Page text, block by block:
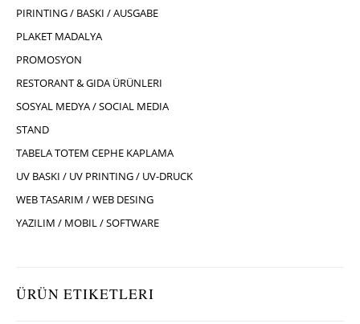
PIRINTING / BASKI / AUSGABE
PLAKET MADALYA
PROMOSYON
RESTORANT & GIDA ÜRÜNLERI
SOSYAL MEDYA / SOCIAL MEDIA
STAND
TABELA TOTEM CEPHE KAPLAMA
UV BASKI / UV PRINTING / UV-DRUCK
WEB TASARIM / WEB DESING
YAZILIM / MOBIL / SOFTWARE
ÜRÜN ETIKETLERI